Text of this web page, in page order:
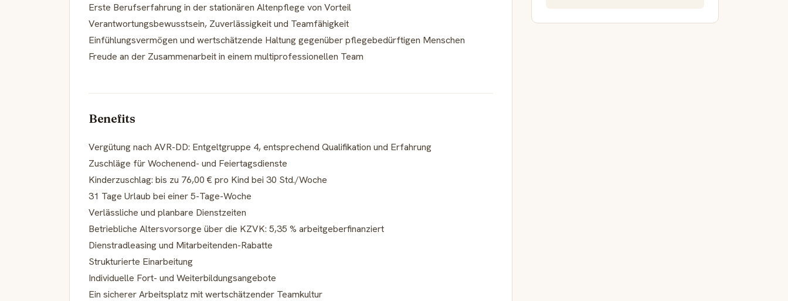
Erste Berufserfahrung in der stationären Altenpflege von Vorteil
Verantwortungsbewusstsein, Zuverlässigkeit und Teamfähigkeit
Einfühlungsvermögen und wertschätzende Haltung gegenüber pflegebedürftigen Menschen
Freude an der Zusammenarbeit in einem multiprofessionellen Team
Benefits
Vergütung nach AVR-DD: Entgeltgruppe 4, entsprechend Qualifikation und Erfahrung
Zuschläge für Wochenend- und Feiertagsdienste
Kinderzuschlag: bis zu 76,00 € pro Kind bei 30 Std./Woche
31 Tage Urlaub bei einer 5-Tage-Woche
Verlässliche und planbare Dienstzeiten
Betriebliche Altersvorsorge über die KZVK: 5,35 % arbeitgeberfinanziert
Dienstradleasing und Mitarbeitenden-Rabatte
Strukturierte Einarbeitung
Individuelle Fort- und Weiterbildungsangebote
Ein sicherer Arbeitsplatz mit wertschätzender Teamkultur